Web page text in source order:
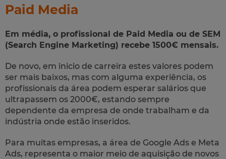
Paid Media
Em média, o profissional de Paid Media ou de SEM
(Search Engine Marketing) recebe 1500€ mensais.
De novo, em inicio de carreira estes valores podem
ser mais baixos, mas com alguma experiência, os
profissionais da área podem esperar salários que
ultrapassem os 2000€, estando sempre
dependente da empresa de onde trabalham e da
indústria onde estão inseridos.
Para muitas empresas, a área de Google Ads e Meta
Ads, representa o maior meio de aquisição de novos